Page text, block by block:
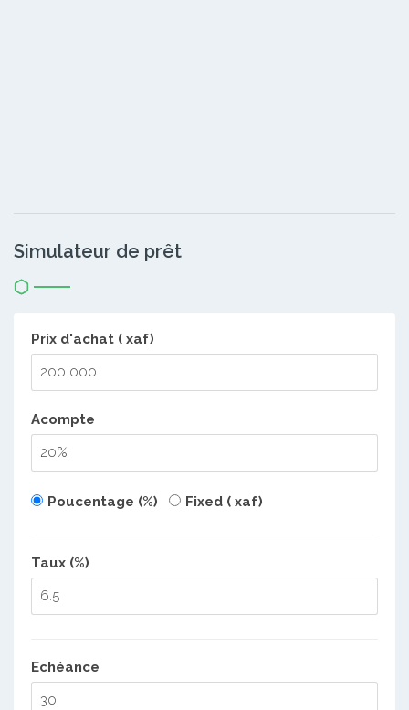
Simulateur de prêt
Prix d'achat ( xaf)
Acompte
Poucentage (%) Fixed ( xaf)
Taux (%)
Echéance